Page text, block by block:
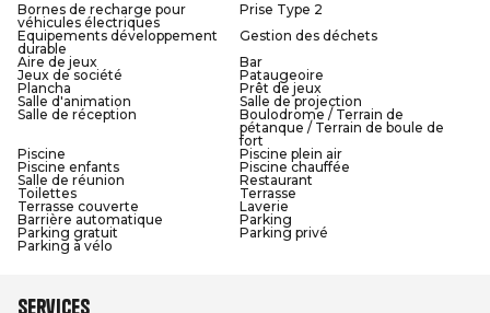
Bornes de recharge pour
véhicules électriques
Prise Type 2
Equipements développement
durable
Gestion des déchets
Aire de jeux
Bar
Jeux de société
Pataugeoire
Plancha
Prêt de jeux
Salle d'animation
Salle de projection
Salle de réception
Boulodrome / Terrain de
pétanque / Terrain de boule de
fort
Piscine
Piscine plein air
Piscine enfants
Piscine chauffée
Salle de réunion
Restaurant
Toilettes
Terrasse
Terrasse couverte
Laverie
Barrière automatique
Parking
Parking gratuit
Parking privé
Parking à vélo
Services